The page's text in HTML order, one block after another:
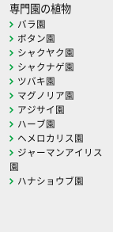
専門園の植物
バラ園
ボタン園
シャクヤク園
シャクナゲ園
ツバキ園
マグノリア園
アジサイ園
ハーブ園
ヘメロカリス園
ジャーマンアイリス
園
ハナショウブ園